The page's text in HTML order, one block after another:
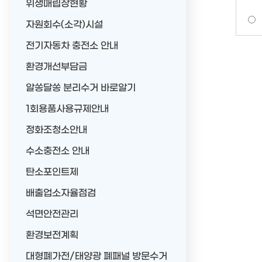
위생매립장현황
자원회수(소각)시설
전기자동차 충전소 안내
환경개선부담금
알쏭달쏭 분리수거 바로알기
1회용품사용규제안내
정화조청소안내
수소충전소 안내
탄소포인트제
배출업소자율점검
석면안전관리
환경보전계획
대형폐가전/태양광 폐패널 방문수거